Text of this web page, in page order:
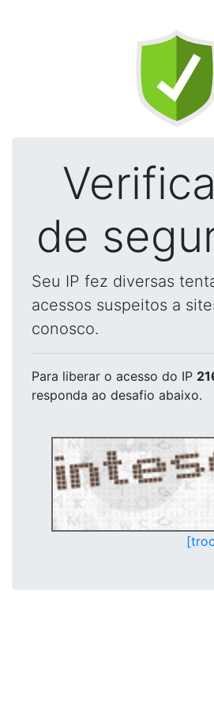
de
Seu IP fez diversas
acessos suspeitos a
conosco.
Para liberar o acesso do IP
responda ao desafio abaixo.